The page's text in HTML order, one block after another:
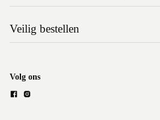
Veilig bestellen
Volg ons